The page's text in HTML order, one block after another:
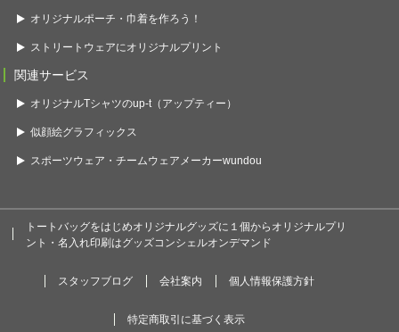
オリジナルポーチ・巾着を作ろう！
ストリートウェアにオリジナルプリント
関連サービス
オリジナルTシャツのup-t（アップティー）
似顔絵グラフィックス
スポーツウェア・チームウェアメーカーwundou
トートバッグをはじめオリジナルグッズに１個からオリジナルプリ
ント・名入れ印刷はグッズコンシェルオンデマンド
スタッフブログ 会社案内 個人情報保護方針
特定商取引に基づく表示